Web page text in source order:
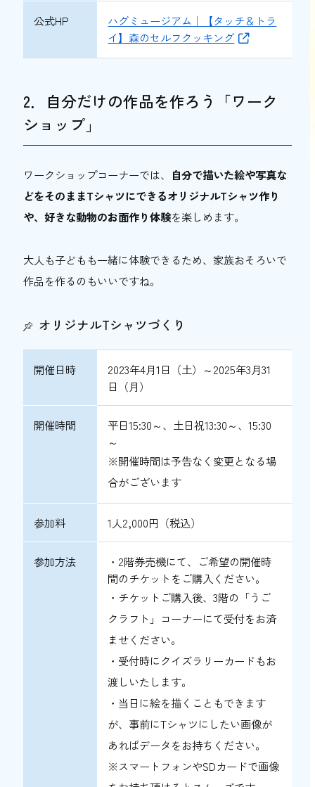
公式HP
ハグミュージアム｜【タッチ＆トラ
イ】森のセルフクッキング
2．自分だけの作品を作ろう「ワーク
ショップ」
ワークショップコーナーでは、
自分で描いた絵や写真な
どをそのままTシャツにできるオリジナルTシャツ作り
や、好きな動物のお面作り体験を楽しめます。
大人も子どもも一緒に体験できるため、家族おそろいで
作品を作るのもいいですね。
オリジナルTシャツづくり
開催日時
2023年4月1日（土）～2025年3月31
日（月）
開催時間
平日15:30～、土日祝13:30～、15:30
～
※開催時間は予告なく変更となる場
合がございます
参加料 1人2,000円（税込）
参加方法
・2階券売機にて、ご希望の開催時
間のチケットをご購入ください。
・チケットご購入後、3階の「うご
クラフト」コーナーにて受付をお済
ませください。
・受付時にクイズラリーカードもお
渡しいたします。
・当日に絵を描くこともできます
が、事前にTシャツにしたい画像が
あればデータをお持ちください。
※スマートフォンやSDカードで画像